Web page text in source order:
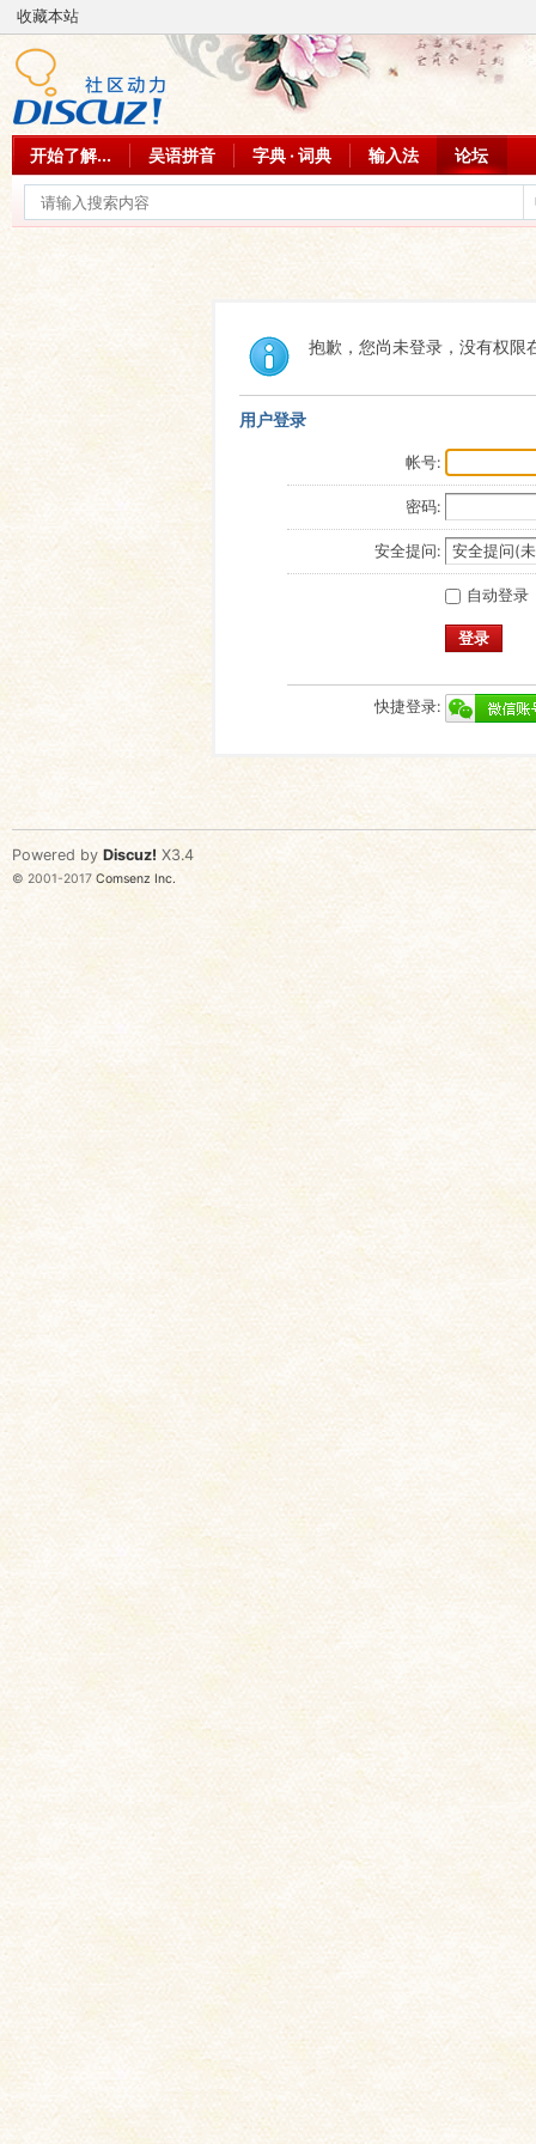
收藏本站
开始了解... 吴语拼音 字典 · 词典 输入法 论坛
抱歉，您尚未登录，没有权限
用户登录
帐号:
密码:
安全提问:
自动登录
登录
快捷登录:
Powered by Discuz! X3.4
© 2001-2017 Comsenz Inc.